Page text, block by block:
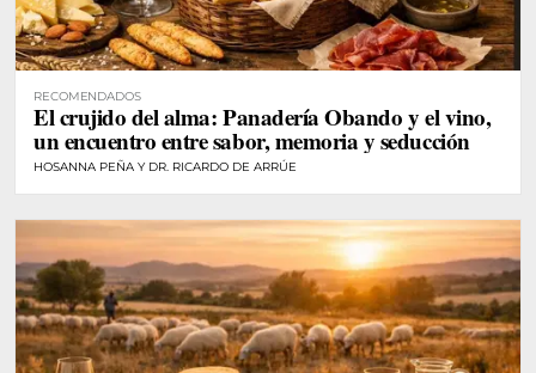
RECOMENDADOS
El crujido del alma: Panadería Obando y el vino,
un encuentro entre sabor, memoria y seducción
HOSANNA PEÑA Y DR. RICARDO DE ARRÚE